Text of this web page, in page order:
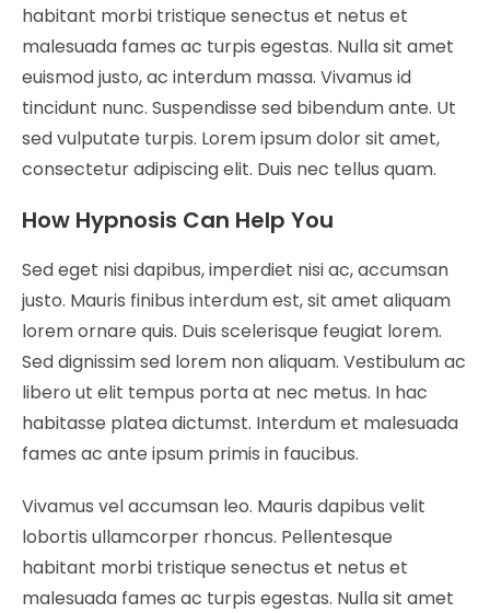
habitant morbi tristique senectus et netus et
malesuada fames ac turpis egestas. Nulla sit amet
euismod justo, ac interdum massa. Vivamus id
tincidunt nunc. Suspendisse sed bibendum ante. Ut
sed vulputate turpis. Lorem ipsum dolor sit amet,
consectetur adipiscing elit. Duis nec tellus quam.
How Hypnosis Can Help You
Sed eget nisi dapibus, imperdiet nisi ac, accumsan
justo. Mauris finibus interdum est, sit amet aliquam
lorem ornare quis. Duis scelerisque feugiat lorem.
Sed dignissim sed lorem non aliquam. Vestibulum ac
libero ut elit tempus porta at nec metus. In hac
habitasse platea dictumst. Interdum et malesuada
fames ac ante ipsum primis in faucibus.
Vivamus vel accumsan leo. Mauris dapibus velit
lobortis ullamcorper rhoncus. Pellentesque
habitant morbi tristique senectus et netus et
malesuada fames ac turpis egestas. Nulla sit amet